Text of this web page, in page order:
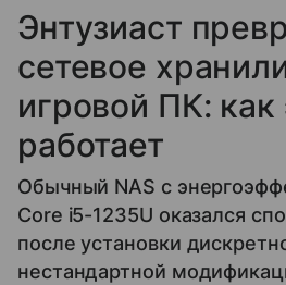
Энтузиаст
сетевое
игровой ПК: как
работает
Обычный NAS с
Core i5-1235U оказался
после установки
нестандартной